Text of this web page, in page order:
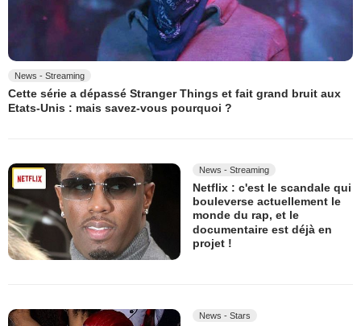
News - Streaming
Cette série a dépassé Stranger Things et fait grand bruit aux
Etats-Unis : mais savez-vous pourquoi ?
News - Streaming
Netflix : c'est le scandale qui
bouleverse actuellement le
monde du rap, et le
documentaire est déjà en
projet !
News - Stars